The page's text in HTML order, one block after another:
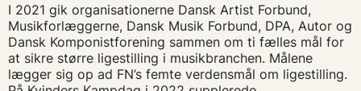
I 2021 gik organisationerne Dansk Artist Forbund,
Musikforlæggerne, Dansk Musik Forbund, DPA, Autor og
Dansk Komponistforening sammen om ti fælles mål for
at sikre større ligestilling i musikbranchen. Målene
lægger sig op ad FN’s femte verdensmål om ligestilling.